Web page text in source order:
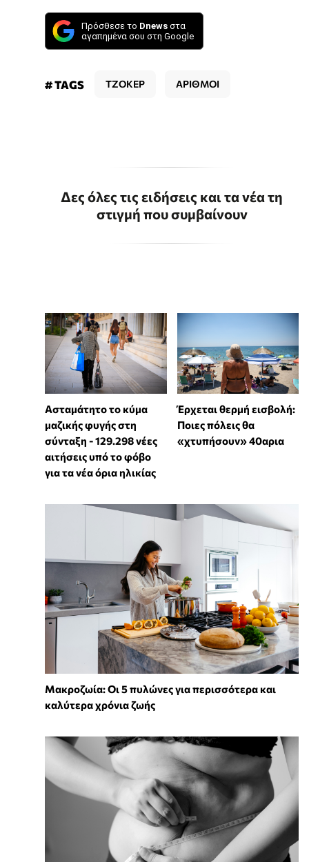
Πρόσθεσε το Dnews στα
αγαπημένα σου στη Google
# TAGS ΤΖΟΚΕΡ ΑΡΙΘΜΟΙ
Δες όλες τις ειδήσεις και τα νέα τη
στιγμή που συμβαίνουν
Ασταμάτητο το κύμα
μαζικής φυγής στη
σύνταξη - 129.298 νέες
αιτήσεις υπό το φόβο
για τα νέα όρια ηλικίας
Έρχεται θερμή εισβολή:
Ποιες πόλεις θα
«χτυπήσουν» 40αρια
Mακροζωία: Οι 5 πυλώνες για περισσότερα και
καλύτερα χρόνια ζωής